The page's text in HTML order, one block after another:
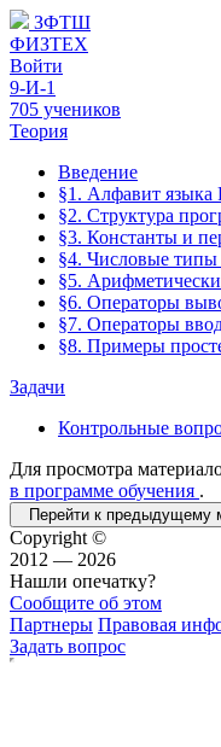
ЗФТШ
ФИЗТЕХ
Войти
9-И-1
705 учеников
Теория
Введение
§1. Алфавит языка
§2. Структура
§3. Константы и
§4. Числовые
§5.
§6. Операторы
§7. Операторы
§8. Примеры
Задачи
Контрольные
Для просмотра
в программе обучения .
Перейти к предыдущему
Copyright ©
2012 — 2026
Нашли опечатку?
Сообщите об этом
Партнеры Правовая
Задать вопрос